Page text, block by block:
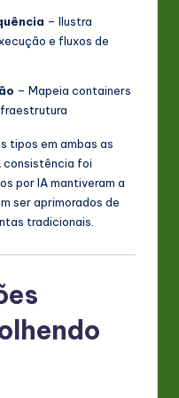
– Ilustra
e fluxos de
– Mapeia containers
tipos em ambas as
consistência foi
por IA mantiveram a
ser aprimorados de
tradicionais.